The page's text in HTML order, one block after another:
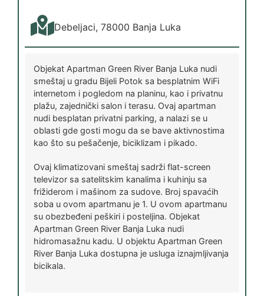
Debeljaci, 78000 Banja Luka
Objekat Apartman Green River Banja Luka nudi
smeštaj u gradu Bijeli Potok sa besplatnim WiFi
internetom i pogledom na planinu, kao i privatnu
plažu, zajednički salon i terasu. Ovaj apartman
nudi besplatan privatni parking, a nalazi se u
oblasti gde gosti mogu da se bave aktivnostima
kao što su pešačenje, biciklizam i pikado.
Ovaj klimatizovani smeštaj sadrži flat-screen
televizor sa satelitskim kanalima i kuhinju sa
frižiderom i mašinom za sudove. Broj spavaćih
soba u ovom apartmanu je 1. U ovom apartmanu
su obezbeđeni peškiri i posteljina. Objekat
Apartman Green River Banja Luka nudi
hidromasažnu kadu. U objektu Apartman Green
River Banja Luka dostupna je usluga iznajmljivanja
bicikala.